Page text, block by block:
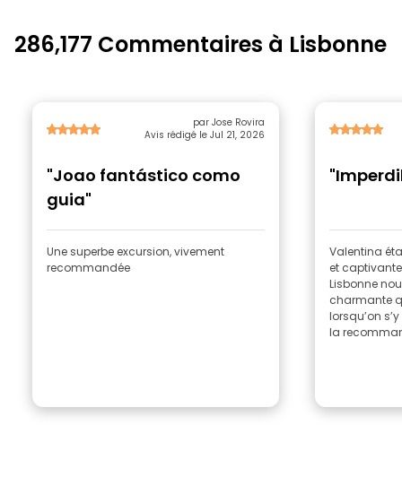
286,177 Commentaires à Lisbonne
par Jose Rovira
Avis rédigé le Jul 21, 2026
"Joao fantástico como
guia"
Une superbe excursion, vivement
recommandée
Valentina
et
Lisbonne
charmante
lorsqu’on
la